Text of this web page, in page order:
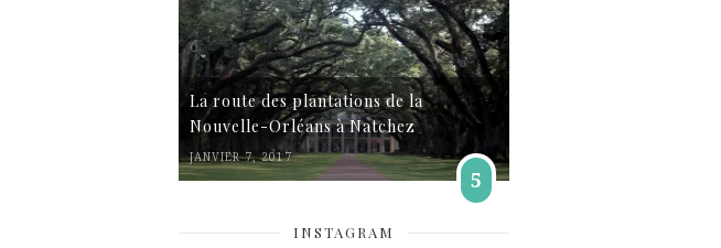
La route des plantations de la
Nouvelle-Orléans à Natchez
JANVIER 7, 2017
5
INSTAGRAM